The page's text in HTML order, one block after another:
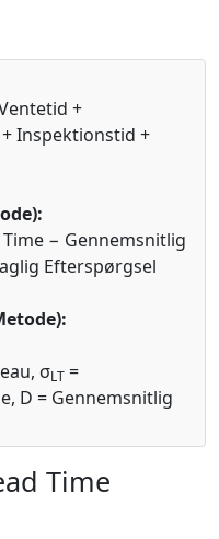
+
Inspektionstid +
− Gennemsnitlig
Efterspørgsel
σLT =
D = Gennemsnitlig
Time